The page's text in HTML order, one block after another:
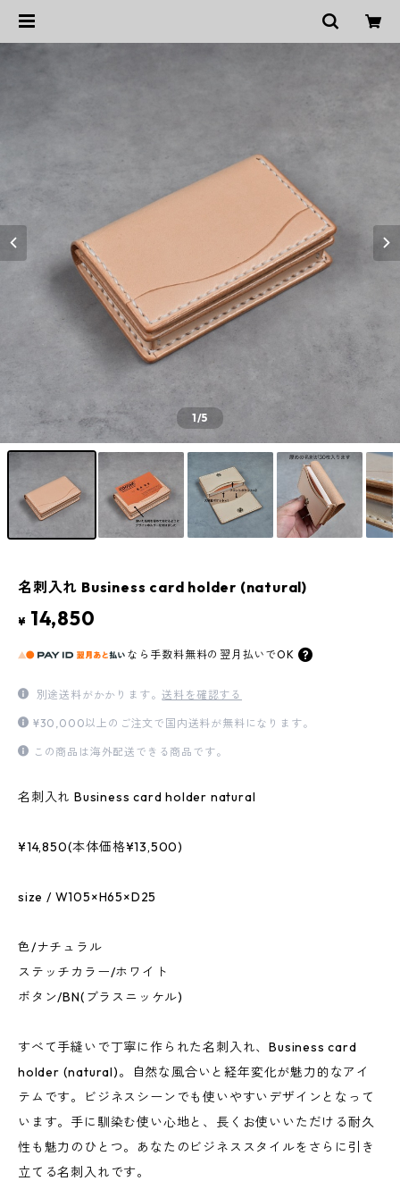
1/5
名刺入れ Business card holder (natural)
¥ 14,850
なら 手数料無料の 翌月払いでOK
別途送料がかかります。送料を確認する
¥30,000以上のご注文で国内送料が無料になります。
この商品は海外配送できる商品です。
名刺入れ Business card holder natural
¥14,850(本体価格¥13,500)
size / W105×H65×D25
色/ナチュラル
ステッチカラー/ホワイト
ボタン/BN(ブラスニッケル)
すべて手縫いで丁寧に作られた名刺入れ、Business card
holder (natural)。自然な風合いと経年変化が魅力的なアイ
テムです。ビジネスシーンでも使いやすいデザインとなって
います。手に馴染む使い心地と、長くお使いいただける耐久
性も魅力のひとつ。あなたのビジネススタイルをさらに引き
立てる名刺入れです。